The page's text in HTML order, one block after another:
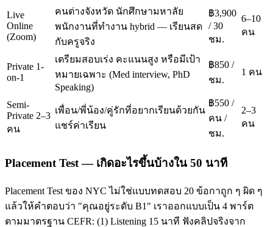
Live
Online
(Zoom)
คนต่างจังหวัด นักศึกษามหาลัย
พนักงานที่ทำงาน hybrid — เรียนสด
กับครูจริง
฿3,900
/ 30
ชม.
6–10
คน
Private 1-
on-1
เตรียมสอบเร่ง คะแนนสูง หรือมีเป้า
หมายเฉพาะ (Med interview, PhD
Speaking)
฿850 /
ชม.
1 คน
Semi-
Private 2–3
คน
เพื่อน/พี่น้อง/คู่รักที่อยากเรียนด้วยกัน
แชร์ค่าเรียน
฿550 /
คน /
ชม.
2–3
คน
Placement Test — เกิดอะไรขึ้นบ้างใน 50 นาที
Placement Test ของ NYC ไม่ใช่แบบทดสอบ 20 ข้อกาถูก ๆ ผิด ๆ
แล้วให้คำตอบว่า "คุณอยู่ระดับ B1" เราออกแบบเป็น 4 พาร์ต
ตามมาตรฐาน CEFR: (1) Listening 15 นาที ฟังคลิปจริงจาก